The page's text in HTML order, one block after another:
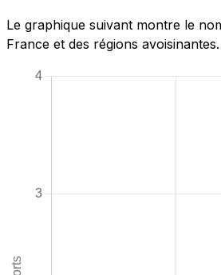
Le graphique suivant montre le
France et des régions